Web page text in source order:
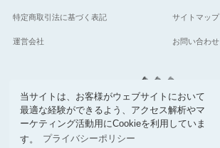
当サイトは、お客様がウェブサイトにおいて
最適な経験ができるよう、アクセス解析やマ
ーケティング活動用にCookieを利用していま
す。
プライバシーポリシー
特定商取引法に基づく表記 サイトマップ
運営会社 お問い合わせ
follow